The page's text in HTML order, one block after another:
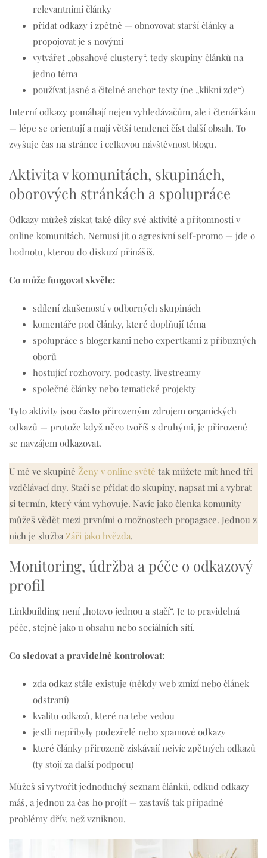
relevantními články
přidat odkazy i zpětně — obnovovat starší články a
propojovat je s novými
vytvářet „obsahové clustery“, tedy skupiny článků na
jedno téma
používat jasné a čitelné anchor texty (ne „klikni zde“)
Interní odkazy pomáhají nejen vyhledávačům, ale i čtenářkám
— lépe se orientují a mají větší tendenci číst další obsah. To
zvyšuje čas na stránce i celkovou návštěvnost blogu.
Aktivita v komunitách, skupinách,
oborových stránkách a spolupráce
Odkazy můžeš získat také díky své aktivitě a přítomnosti v
online komunitách. Nemusí jít o agresivní self-promo — jde o
hodnotu, kterou do diskuzí přinášíš.
Co může fungovat skvěle:
sdílení zkušeností v odborných skupinách
komentáře pod články, které doplňují téma
spolupráce s blogerkami nebo expertkami z příbuzných
oborů
hostující rozhovory, podcasty, livestreamy
společné články nebo tematické projekty
Tyto aktivity jsou často přirozeným zdrojem organických
odkazů — protože když něco tvoříš s druhými, je přirozené
se navzájem odkazovat.
U mě ve skupině Ženy v online světě tak můžete mít hned tři
vzdělávací dny. Stačí se přidat do skupiny, napsat mi a vybrat
si termín, který vám vyhovuje. Navíc jako členka komunity
můžeš vědět mezi prvními o možnostech propagace. Jednou z
nich je služba Záři jako hvězda.
Monitoring, údržba a péče o odkazový
profil
Linkbuilding není „hotovo jednou a stačí“. Je to pravidelná
péče, stejně jako u obsahu nebo sociálních sítí.
Co sledovat a pravidelně kontrolovat:
zda odkaz stále existuje (někdy web zmizí nebo článek
odstraní)
kvalitu odkazů, které na tebe vedou
jestli nepřibyly podezřelé nebo spamové odkazy
které články přirozeně získávají nejvíc zpětných odkazů
(ty stojí za další podporu)
Můžeš si vytvořit jednoduchý seznam článků, odkud odkazy
máš, a jednou za čas ho projít — zastavíš tak případné
problémy dřív, než vzniknou.